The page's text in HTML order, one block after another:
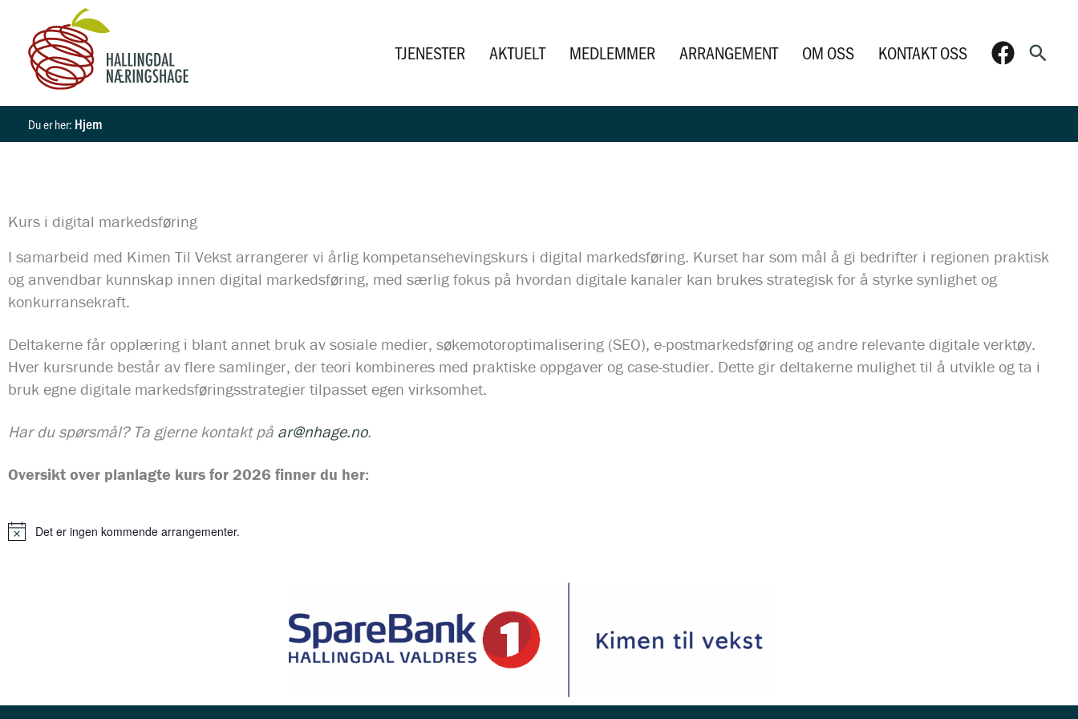
innholdet
TJENESTER AKTUELT MEDLEMMER ARRANGEMENT OM OSS KONTAKT OSS Søk
Hjem
Kurs i digital markedsføring
I samarbeid med Kimen Til Vekst arrangerer vi årlig kompetansehevingskurs i digital markedsføring. Kurset har som mål å gi bedrifter i regionen praktisk
og anvendbar kunnskap innen digital markedsføring, med særlig fokus på hvordan digitale kanaler kan brukes strategisk for å styrke synlighet og
konkurransekraft.
Deltakerne får opplæring i blant annet bruk av sosiale medier, søkemotoroptimalisering (SEO), e-postmarkedsføring og andre relevante digitale verktøy.
Hver kursrunde består av flere samlinger, der teori kombineres med praktiske oppgaver og case-studier. Dette gir deltakerne mulighet til å utvikle og ta i
bruk egne digitale markedsføringsstrategier tilpasset egen virksomhet.
Har du spørsmål? Ta gjerne kontakt på ar@nhage.no.
Oversikt over planlagte kurs for 2026 finner du her:
M
Det er ingen kommende arrangementer.